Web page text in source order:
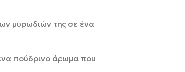
μυρωδιών της σε ένα
πούδρινο άρωμα που